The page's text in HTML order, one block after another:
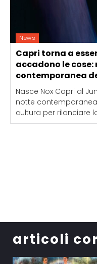
News
Capri torna a
accadono le cose:
contemporanea
Nasce Nox Capri al
notte
cultura per rilanciare
articoli